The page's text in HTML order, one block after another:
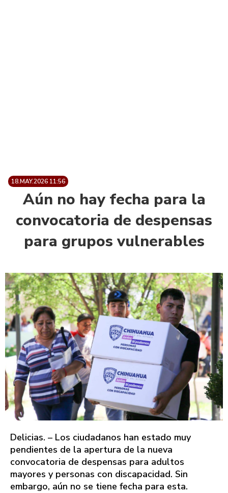
18.MAY.2026 11:56
Aún no hay fecha para la
convocatoria de despensas
para grupos vulnerables
Delicias. – Los ciudadanos han estado muy
pendientes de la apertura de la nueva
convocatoria de despensas para adultos
mayores y personas con discapacidad. Sin
embargo, aún no se tiene fecha para esta.